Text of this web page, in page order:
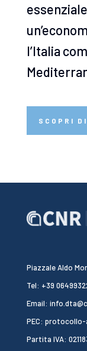
l’Italia
SCOPRI
Piazzale Aldo
Tel: +39
Email:
PEC: protocollo-
Partita IVA: